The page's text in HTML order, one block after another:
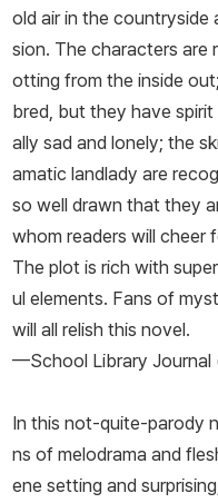
old air in the countryside
sion. The characters are
otting from the inside
bred, but they have
ally sad and lonely; the
amatic landlady are
so well drawn that they
whom readers will cheer
The plot is rich with
ul elements. Fans of
will all relish this novel.
—School Library Journal
In this not-quite-parody
ns of melodrama and
ene setting and